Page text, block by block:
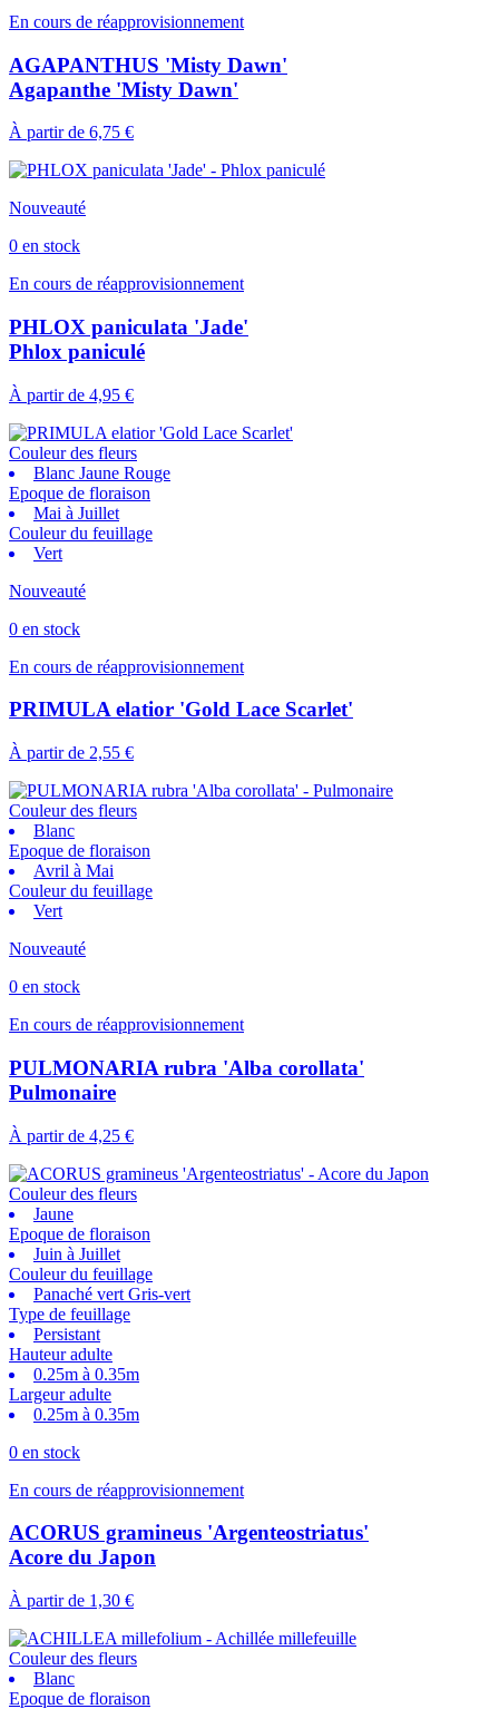
En cours de réapprovisionnement
AGAPANTHUS 'Misty Dawn'
Agapanthe 'Misty Dawn'
À partir de 6,75 €
Nouveauté
0 en stock
En cours de réapprovisionnement
PHLOX paniculata 'Jade'
Phlox paniculé
À partir de 4,95 €
Couleur des fleurs
Blanc Jaune Rouge
Epoque de floraison
Mai à Juillet
Couleur du feuillage
Vert
Nouveauté
0 en stock
En cours de réapprovisionnement
PRIMULA elatior 'Gold Lace Scarlet'
À partir de 2,55 €
Couleur des fleurs
Blanc
Epoque de floraison
Avril à Mai
Couleur du feuillage
Vert
Nouveauté
0 en stock
En cours de réapprovisionnement
PULMONARIA rubra 'Alba corollata'
Pulmonaire
À partir de 4,25 €
Couleur des fleurs
Jaune
Epoque de floraison
Juin à Juillet
Couleur du feuillage
Panaché vert Gris-vert
Type de feuillage
Persistant
Hauteur adulte
0.25m à 0.35m
Largeur adulte
0.25m à 0.35m
0 en stock
En cours de réapprovisionnement
ACORUS gramineus 'Argenteostriatus'
Acore du Japon
À partir de 1,30 €
Couleur des fleurs
Blanc
Epoque de floraison